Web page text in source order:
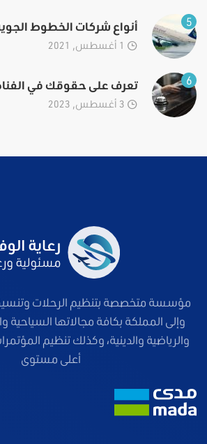
5 أنواع شركات الخطوط
6 تعرف على حقوقك في
مؤسسة متخصصة بتنظيم الرحلات
وإلى المملكة بكافة مجالاتها السياحية
والرياضية والدينية، وكذلك تنظيم
أعلى مستوى